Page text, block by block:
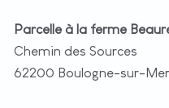
Parcelle à la ferme
Chemin des Sources
62200 Boulogne-sur-Mer